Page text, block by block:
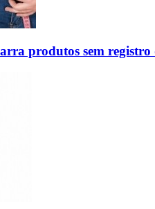
produtos sem registro